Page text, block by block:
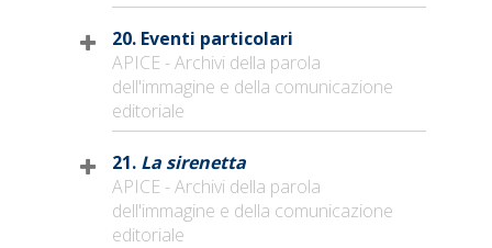
20. Eventi particolari
APICE - Archivi della parola
dell'immagine e della comunicazione
editoriale
21. La sirenetta
APICE - Archivi della parola
dell'immagine e della comunicazione
editoriale